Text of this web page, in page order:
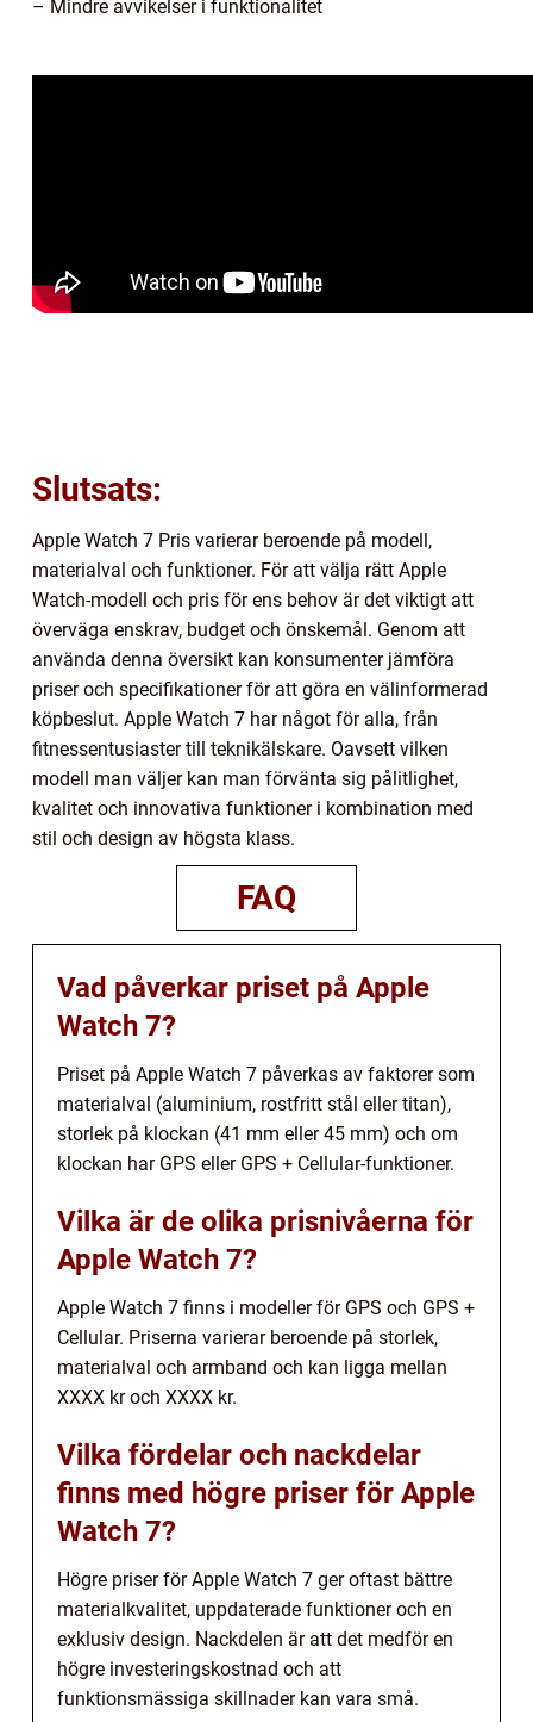
– Mindre avvikelser i funktionalitet
Slutsats:
Apple Watch 7 Pris varierar beroende på modell,
materialval och funktioner. För att välja rätt Apple
Watch-modell och pris för ens behov är det viktigt att
överväga enskrav, budget och önskemål. Genom att
använda denna översikt kan konsumenter jämföra
priser och specifikationer för att göra en välinformerad
köpbeslut. Apple Watch 7 har något för alla, från
fitnessentusiaster till teknikälskare. Oavsett vilken
modell man väljer kan man förvänta sig pålitlighet,
kvalitet och innovativa funktioner i kombination med
stil och design av högsta klass.
FAQ
Vad påverkar priset på Apple
Watch 7?
Priset på Apple Watch 7 påverkas av faktorer som
materialval (aluminium, rostfritt stål eller titan),
storlek på klockan (41 mm eller 45 mm) och om
klockan har GPS eller GPS + Cellular-funktioner.
Vilka är de olika prisnivåerna för
Apple Watch 7?
Apple Watch 7 finns i modeller för GPS och GPS +
Cellular. Priserna varierar beroende på storlek,
materialval och armband och kan ligga mellan
XXXX kr och XXXX kr.
Vilka fördelar och nackdelar
finns med högre priser för Apple
Watch 7?
Högre priser för Apple Watch 7 ger oftast bättre
materialkvalitet, uppdaterade funktioner och en
exklusiv design. Nackdelen är att det medför en
högre investeringskostnad och att
funktionsmässiga skillnader kan vara små.